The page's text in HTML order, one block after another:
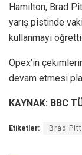
Hamilton, Brad
yarış pistinde
kullanmayı
Opex’in
devam etmesi
KAYNAK: BBC
Etiketler: Brad Pitt